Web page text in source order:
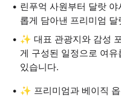
린푸억 사원부터 달랏
롭게 담아낸 프리미엄 달
✨ 대표 관광지와 감성
게 구성된 일정으로 여
있습니다.
✨ 프리미엄과 베이직